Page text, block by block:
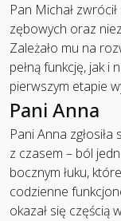
Pan Michał
zębowych oraz
Zależało mu na
pełną funkcję, jak i
pierwszym etapie
Przed
Pani Anna
Pani Anna
z czasem – ból
bocznym łuku,
codzienne
okazał się częścią